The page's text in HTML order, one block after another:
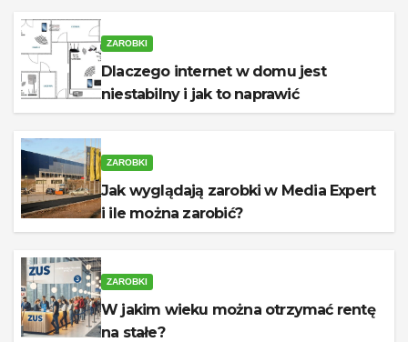
ZAROBKI
Dlaczego internet w domu jest
niestabilny i jak to naprawić
ZAROBKI
Jak wyglądają zarobki w Media Expert
i ile można zarobić?
ZAROBKI
W jakim wieku można otrzymać rentę
na stałe?